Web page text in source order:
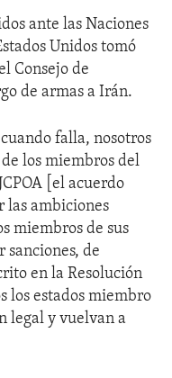
ante las Naciones
Unidos tomó
Consejo de
de armas a Irán.
falla, nosotros
los miembros del
[el acuerdo
las ambiciones
miembros de sus
sanciones, de
en la Resolución
los estados miembro
legal y vuelvan a